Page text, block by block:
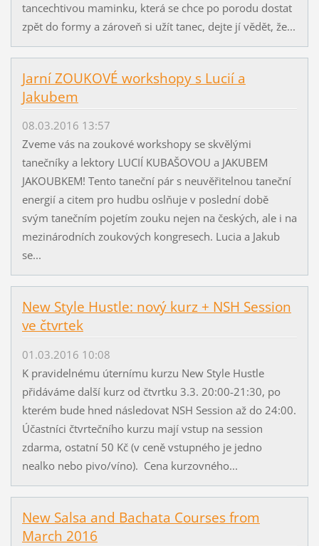
tancechtivou maminku, která se chce po porodu dostat
zpět do formy a zároveň si užít tanec, dejte jí vědět, že...
Jarní ZOUKOVÉ workshopy s Lucií a
Jakubem
08.03.2016 13:57
Zveme vás na zoukové workshopy se skvělými
tanečníky a lektory LUCIÍ KUBAŠOVOU a JAKUBEM
JAKOUBKEM! Tento taneční pár s neuvěřitelnou taneční
energií a citem pro hudbu oslňuje v poslední době
svým tanečním pojetím zouku nejen na českých, ale i na
mezinárodních zoukových kongresech. Lucia a Jakub
se...
New Style Hustle: nový kurz + NSH Session
ve čtvrtek
01.03.2016 10:08
K pravidelnému úternímu kurzu New Style Hustle
přidáváme další kurz od čtvrtku 3.3. 20:00-21:30, po
kterém bude hned následovat NSH Session až do 24:00.
Účastníci čtvrtečního kurzu mají vstup na session
zdarma, ostatní 50 Kč (v ceně vstupného je jedno
nealko nebo pivo/víno). Cena kurzovného...
New Salsa and Bachata Courses from
March 2016